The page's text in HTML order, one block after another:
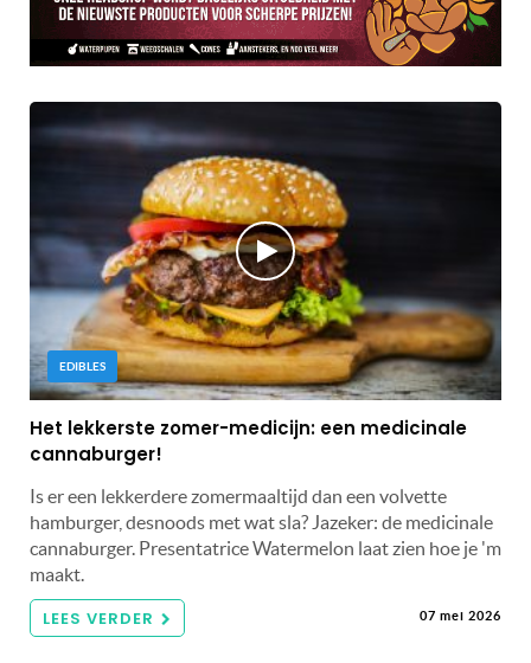
EDIBLES
Het lekkerste zomer-medicijn: een medicinale
cannaburger!
Is er een lekkerdere zomermaaltijd dan een volvette
hamburger, desnoods met wat sla? Jazeker: de medicinale
cannaburger. Presentatrice Watermelon laat zien hoe je 'm
maakt.
LEES VERDER 07 mei 2026